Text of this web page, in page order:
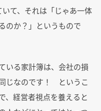
て、それは「じゃあ一体
のか？」というもので
いる家計簿は、会社の損
じなのです！ というこ
、経営者視点を養えると